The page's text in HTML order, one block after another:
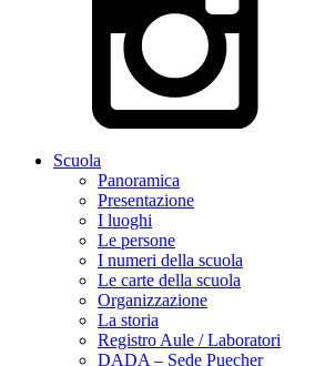
Scuola
Panoramica
Presentazione
I luoghi
Le persone
I numeri della scuola
Le carte della scuola
Organizzazione
La storia
Registro Aule / Laboratori
DADA – Sede Puecher